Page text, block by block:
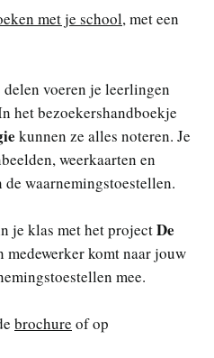
met je school, met een
voeren je leerlingen
het bezoekershandboekje
kunnen ze alles noteren. Je
weerkaarten en
de waarnemingstoestellen.
je klas met het projectDe
medewerker komt naar jouw
mee.
brochure of op